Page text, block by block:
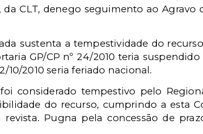
da CLT, denego seguimento ao Agravo
sustenta a tempestividade do
GP/CP nº 24/2010 teria
10/2010 seria feriado nacional.
considerado tempestivo pelo
do recurso, cumprindo a esta
Pugna pela concessão de